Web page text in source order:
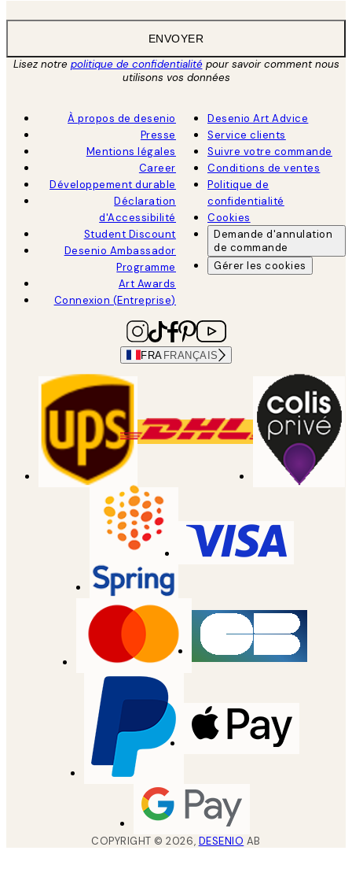
ENVOYER
Lisez notre politique de confidentialitépour savoir comment nous
utilisons vos données
À propos de desenio
Presse
Mentions légales
Career
Développement durable
Déclaration
d'Accessibilité
Student Discount
Desenio Ambassador
Programme
Art Awards
Connexion (Entreprise)
Desenio Art Advice
Service clients
Suivre votre commande
Conditions de ventes
Politique de
confidentialité
Cookies
Demande d'annulation
de commande
Gérer les cookies
FRA FRANÇAIS
COPYRIGHT ©2026, DESENIO AB